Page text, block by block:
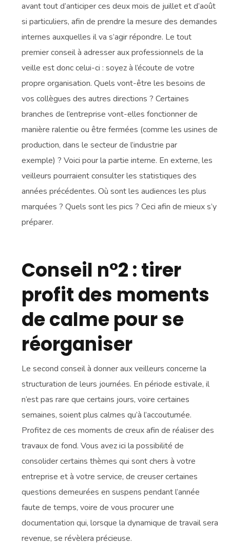
avant tout d’anticiper ces deux mois de juillet et d’août
si particuliers, afin de prendre la mesure des demandes
internes auxquelles il va s’agir répondre. Le tout
premier conseil à adresser aux professionnels de la
veille est donc celui-ci : soyez à l’écoute de votre
propre organisation. Quels vont-être les besoins de
vos collègues des autres directions ? Certaines
branches de l’entreprise vont-elles fonctionner de
manière ralentie ou être fermées (comme les usines de
production, dans le secteur de l’industrie par
exemple) ? Voici pour la partie interne. En externe, les
veilleurs pourraient consulter les statistiques des
années précédentes. Où sont les audiences les plus
marquées ? Quels sont les pics ? Ceci afin de mieux s’y
préparer.
Conseil n°2 : tirer
profit des moments
de calme pour se
réorganiser
Le second conseil à donner aux veilleurs concerne la
structuration de leurs journées. En période estivale, il
n’est pas rare que certains jours, voire certaines
semaines, soient plus calmes qu’à l’accoutumée.
Profitez de ces moments de creux afin de réaliser des
travaux de fond. Vous avez ici la possibilité de
consolider certains thèmes qui sont chers à votre
entreprise et à votre service, de creuser certaines
questions demeurées en suspens pendant l’année
faute de temps, voire de vous procurer une
documentation qui, lorsque la dynamique de travail sera
revenue, se révèlera précieuse.